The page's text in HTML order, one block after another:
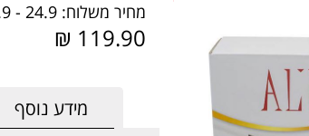
מחיר משלוח: 24.9 - 39.9 ₪
119.90 ₪
מידע נוסף